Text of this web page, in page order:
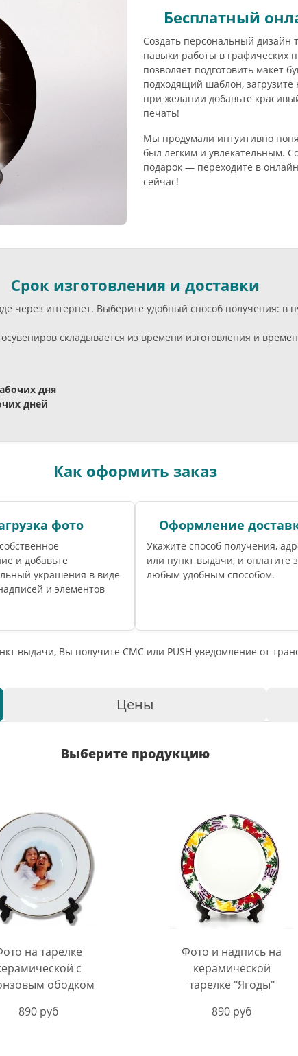
Бесплатный
Создать персональный дизайн
навыки работы в графических
позволяет подготовить макет
подходящий шаблон,
при желании добавьте
печать!
Мы продумали интуитивно
был легким и увлекательным.
подарок — переходите в
сейчас!
Срок изготовления и доставки
через интернет. Выберите удобный способ получения: в
складывается из времени изготовления и
дня
дней
Как оформить заказ
фото
и добавьте
украшения в виде
и элементов
Оформление
Укажите способ получения,
или пункт выдачи, и оплатите
любым удобным способом.
выдачи, Вы получите СМС или PUSH уведомление от
Цены
Выберите продукцию
на тарелке
с
ободком
890 руб
Фото и надпись на
керамической
тарелке "Ягоды"
890 руб